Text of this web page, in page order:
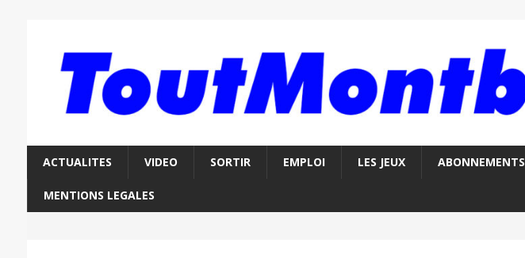
ACTUALITES VIDEO SORTIR EMPLOI LES JEUX ABONNEMENTS
MENTIONS LEGALES